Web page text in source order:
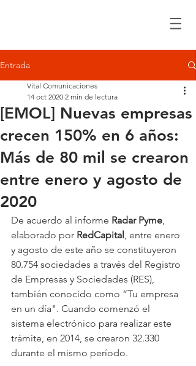
Entrada
[EMOL] Nuevas empresas
crecen 150% en 6 años:
Más de 80 mil se crearon
entre enero y agosto de
2020
Vital Comunicaciones
14 oct 2020 2 min de lectura
De acuerdo al informe Radar Pyme,
elaborado por RedCapital, entre enero
y agosto de este año se constituyeron
80.754 sociedades a través del Registro
de Empresas y Sociedades (RES),
también conocido como “Tu empresa
en un día". Cuando comenzó el
sistema electrónico para realizar este
trámite, en 2014, se crearon 32.330
durante el mismo período.